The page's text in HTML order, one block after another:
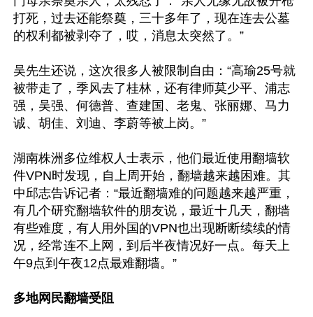
打死，过去还能祭奠，三十多年了，现在连去公墓
的权利都被剥夺了，哎，消息太突然了。”
吴先生还说，这次很多人被限制自由：“高瑜25号就
被带走了，季风去了桂林，还有律师莫少平、浦志
强，吴强、何德普、查建国、老鬼、张丽娜、马力
诚、胡佳、刘迪、李蔚等被上岗。”
湖南株洲多位维权人士表示，他们最近使用翻墙软
件VPN时发现，自上周开始，翻墙越来越困难。其
中邱志告诉记者：“最近翻墙难的问题越来越严重，
有几个研究翻墙软件的朋友说，最近十几天，翻墙
有些难度，有人用外国的VPN也出现断断续续的情
况，经常连不上网，到后半夜情况好一点。每天上
午9点到午夜12点最难翻墙。”
多地网民翻墙受阻